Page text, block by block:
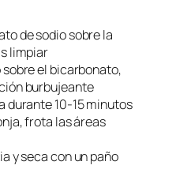
de sodio sobre la
limpiar
el bicarbonato,
burbujeante
durante 10-15 minutos
frota las áreas
y seca con un paño